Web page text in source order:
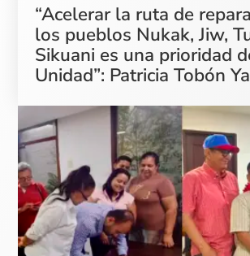
“Acelerar la ruta de
los pueblos Nukak, Jiw,
Sikuani es una prioridad
Unidad”: Patricia Tobón